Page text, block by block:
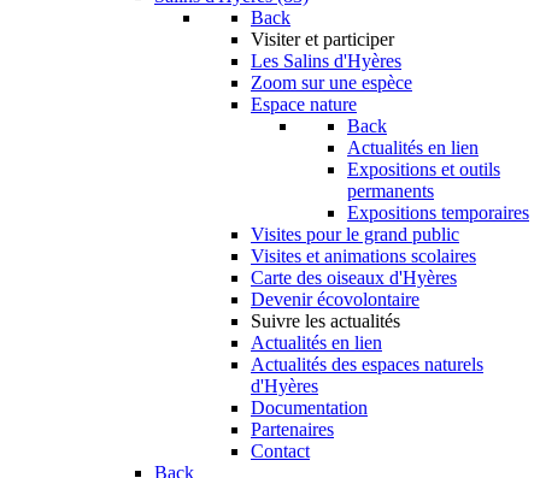
Back
Visiter et participer
Les Salins d'Hyères
Zoom sur une espèce
Espace nature
Back
Actualités en lien
Expositions et outils
permanents
Expositions temporaires
Visites pour le grand public
Visites et animations scolaires
Carte des oiseaux d'Hyères
Devenir écovolontaire
Suivre les actualités
Actualités en lien
Actualités des espaces naturels
d'Hyères
Documentation
Partenaires
Contact
Back